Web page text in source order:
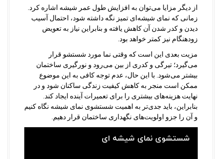
از دیگر مزایا می‌توان به افزایش طول عمر شیشه اشاره کرد.
زمانی که نمای شیشه‌ای تمیز نگه داشته شود، احتمال آسیب
دیدن و کدر شدن آن کاهش یافته و بنابراین نیاز به تعویض
زودهنگام نیز کمتر خواهد بود.
مزیت بعدی این است که وقتی نما مورد شستشو قرار
می‌گیرد؛ تیرگی و کدری از بین می‌رود و نورگیری ساختمان
بیشتر می‌شود. با این حال، عدم توجه کافی به این موضوع
ممکن است منجر به کاهش کیفیت زندگی ساکنان شود و در
نهایت هزینه‌های بیشتری را برای تعمیرات آینده ایجاد کند.
بنابراین، باید جدی‌تر به اهمیت شستشوی نمای شیشه نگاه کنیم
و آن را جزو اولویت‌های نگهداری ساختمان قرار دهیم.